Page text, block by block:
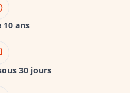
10 ans
30 jours